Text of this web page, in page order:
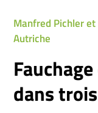
Manfred Pichler
Autriche
dans